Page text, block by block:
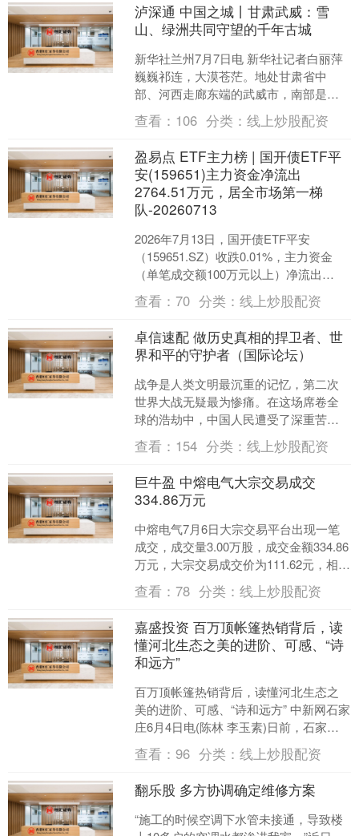
泸深通 中国之城丨甘肃武威：雪
山、绿洲共同守望的千年古城
新华社兰州7月7日电 新华社记者白丽萍
巍巍祁连，大漠苍茫。地处甘肃省中
部、河西走廊东端的武威市，南部是巍
峨雄浑的祁连山脉，北部是浩渺无垠的
腾格里沙漠。这片山河....
查看： 106 分类：线上炒股配资
盈易点 ETF主力榜 | 国开债ETF平
安(159651)主力资金净流出
2764.51万元，居全市场第一梯
队-20260713
2026年7月13日，国开债ETF平安
（159651.SZ）收跌0.01%，主力资金
（单笔成交额100万元以上）净流出
2764.51万元，居全市场第一梯队。
（数....
查看：70 分类：线上炒股配资
卓信速配 做历史真相的捍卫者、世
界和平的守护者（国际论坛）
战争是人类文明最沉重的记忆，第二次
世界大战无疑最为惨痛。在这场席卷全
球的浩劫中，中国人民遭受了深重苦
难，付出了超过3500万军民伤亡的惨重
代价，最终赢得了抗日战....
查看： 154 分类：线上炒股配资
巨牛盈 中熔电气大宗交易成交
334.86万元
中熔电气7月6日大宗交易平台出现一笔
成交，成交量3.00万股，成交金额334.86
万元，大宗交易成交价为111.62元，相对
今日收盘价溢价1.79%。该笔交易的....
查看：78 分类：线上炒股配资
嘉盛投资 百万顶帐篷热销背后，读
懂河北生态之美的进阶、可感、“诗
和远方”
百万顶帐篷热销背后，读懂河北生态之
美的进阶、可感、“诗和远方” 中新网石家
庄6月4日电(陈林 李玉素)日前，石家庄
市商务部门公布的一组帐篷销售数据，
引发外界关注....
查看：96 分类：线上炒股配资
翻乐股 多方协调确定维修方案
“施工的时候空调下水管未接通，导致楼